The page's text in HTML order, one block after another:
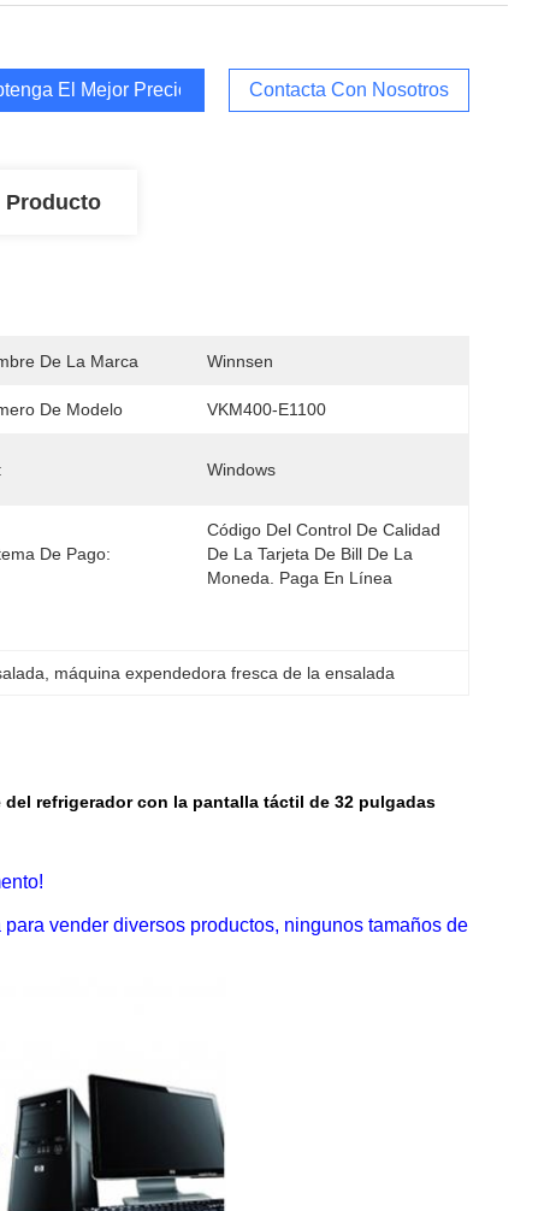
El Mejor Precio Contacta Con Nosotros
Producto
De La Marca Winnsen
De Modelo VKM400-E1100
Windows
De Pago:
Código Del Control De Calidad
De La Tarjeta De Bill De La
Moneda. Paga En Línea
máquina expendedora fresca de la ensalada
refrigerador con la pantalla táctil de 32 pulgadas
vender diversos productos, ningunos tamaños de